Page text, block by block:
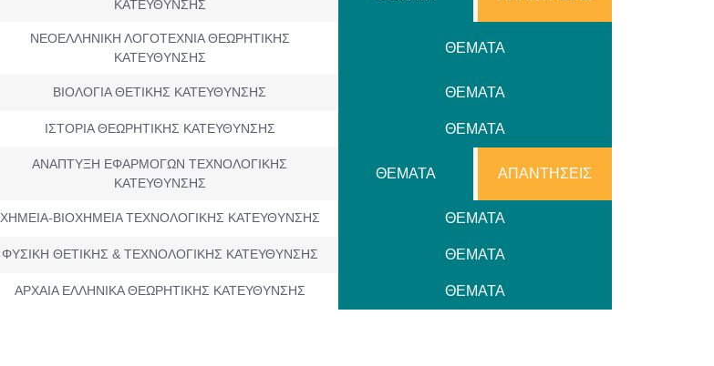
ΚΑΤΕΥΘΥΝΣΗΣ
ΝΕΟΕΛΛΗΝΙΚΗ ΛΟΓΟΤΕΧΝΙΑ ΘΕΩΡΗΤΙΚΗΣ
ΚΑΤΕΥΘΥΝΣΗΣ
ΘΕΜΑΤΑ
ΒΙΟΛΟΓΙΑ ΘΕΤΙΚΗΣ ΚΑΤΕΥΘΥΝΣΗΣ ΘΕΜΑΤΑ
ΙΣΤΟΡΙΑ ΘΕΩΡΗΤΙΚΗΣ ΚΑΤΕΥΘΥΝΣΗΣ ΘΕΜΑΤΑ
ΑΝΑΠΤΥΞΗ ΕΦΑΡΜΟΓΩΝ ΤΕΧΝΟΛΟΓΙΚΗΣ
ΚΑΤΕΥΘΥΝΣΗΣ
ΘΕΜΑΤΑ ΑΠΑΝΤΗΣΕΙΣ
ΧΗΜΕΙΑ-ΒΙΟΧΗΜΕΙΑ ΤΕΧΝΟΛΟΓΙΚΗΣ ΚΑΤΕΥΘΥΝΣΗΣ ΘΕΜΑΤΑ
ΦΥΣΙΚΗ ΘΕΤΙΚΗΣ & ΤΕΧΝΟΛΟΓΙΚΗΣ ΚΑΤΕΥΘΥΝΣΗΣ ΘΕΜΑΤΑ
ΑΡΧΑΙΑ ΕΛΛΗΝΙΚΑ ΘΕΩΡΗΤΙΚΗΣ ΚΑΤΕΥΘΥΝΣΗΣ ΘΕΜΑΤΑ